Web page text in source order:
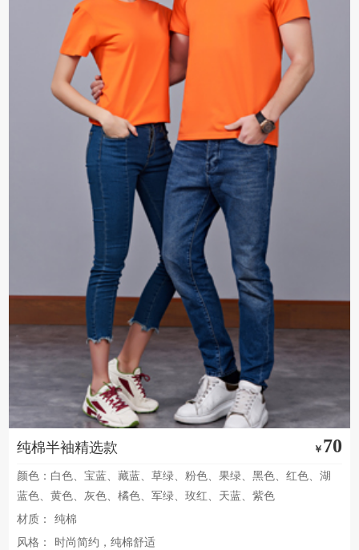
纯棉半袖精选款 ￥ 70
颜色：白色、宝蓝、藏蓝、草绿、粉色、果绿、黑色、红色、湖
蓝色、黄色、灰色、橘色、军绿、玫红、天蓝、紫色
材质：
纯棉
风格：
时尚简约，纯棉舒适